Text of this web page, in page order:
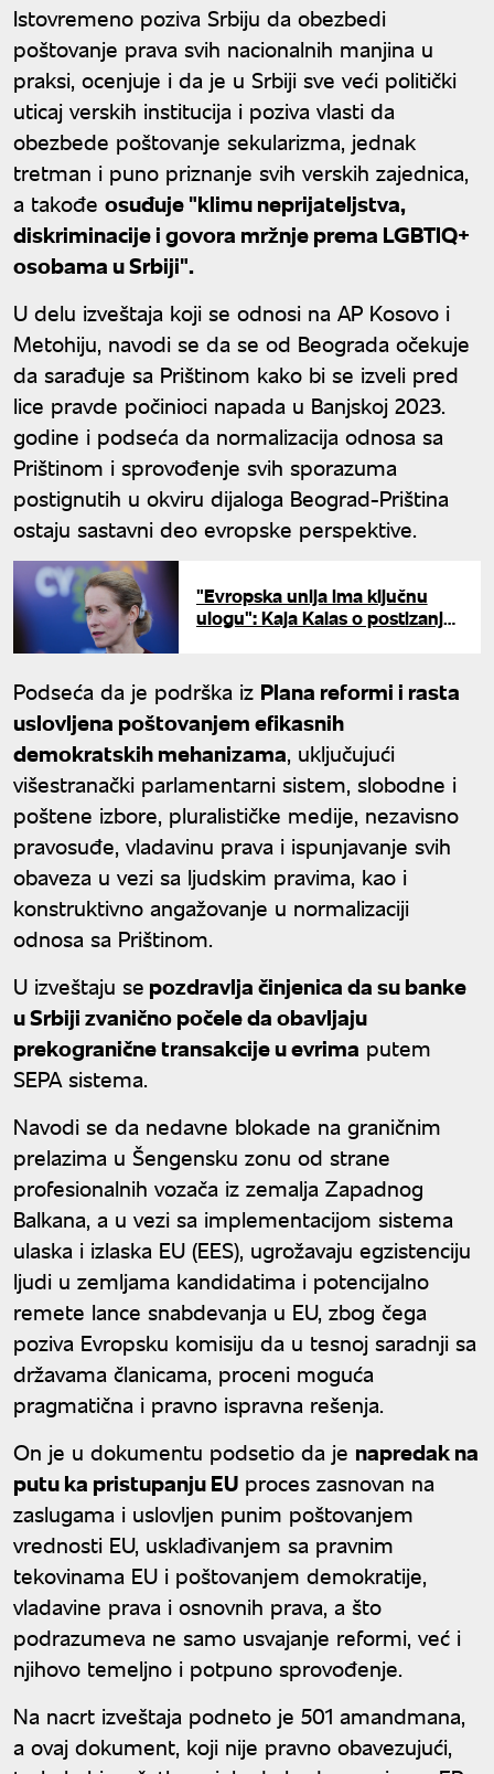
Istovremeno poziva Srbiju da obezbedi
poštovanje prava svih nacionalnih manjina u
praksi, ocenjuje i da je u Srbiji sve veći politički
uticaj verskih institucija i poziva vlasti da
obezbede poštovanje sekularizma, jednak
tretman i puno priznanje svih verskih zajednica,
a takođe osuđuje "klimu neprijateljstva,
diskriminacije i govora mržnje prema LGBTIQ+
osobama u Srbiji".
U delu izveštaja koji se odnosi na AP Kosovo i
Metohiju, navodi se da se od Beograda očekuje
da sarađuje sa Prištinom kako bi se izveli pred
lice pravde počinioci napada u Banjskoj 2023.
godine i podseća da normalizacija odnosa sa
Prištinom i sprovođenje svih sporazuma
postignutih u okviru dijaloga Beograd-Priština
ostaju sastavni deo evropske perspektive.
"Evropska unija ima ključnu
ulogu": Kaja Kalas o postizanju
Podseća da je podrška iz Plana reformi i rasta
uslovljena poštovanjem efikasnih
demokratskih mehanizama, uključujući
višestranački parlamentarni sistem, slobodne i
poštene izbore, pluralističke medije, nezavisno
pravosuđe, vladavinu prava i ispunjavanje svih
obaveza u vezi sa ljudskim pravima, kao i
konstruktivno angažovanje u normalizaciji
odnosa sa Prištinom.
U izveštaju se pozdravlja činjenica da su banke
u Srbiji zvanično počele da obavljaju
prekogranične transakcije u evrima putem
SEPA sistema.
Navodi se da nedavne blokade na graničnim
prelazima u Šengensku zonu od strane
profesionalnih vozača iz zemalja Zapadnog
Balkana, a u vezi sa implementacijom sistema
ulaska i izlaska EU (EES), ugrožavaju egzistenciju
ljudi u zemljama kandidatima i potencijalno
remete lance snabdevanja u EU, zbog čega
poziva Evropsku komisiju da u tesnoj saradnji sa
državama članicama, proceni moguća
pragmatična i pravno ispravna rešenja.
On je u dokumentu podsetio da je napredak na
putu ka pristupanju EU proces zasnovan na
zaslugama i uslovljen punim poštovanjem
vrednosti EU, usklađivanjem sa pravnim
tekovinama EU i poštovanjem demokratije,
vladavine prava i osnovnih prava, a što
podrazumeva ne samo usvajanje reformi, već i
njihovo temeljno i potpuno sprovođenje.
Na nacrt izveštaja podneto je 501 amandmana,
a ovaj dokument, koji nije pravno obavezujući,